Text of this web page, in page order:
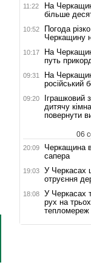
11:22
На
більше
10:52
Погода
Черкащину
10:17
На
путь
09:31
На
російський
09:20
Іграшковий
дитячу
повернути
06
20:09
Черкащина
сапера
19:03
У Черкасах
отруєння
18:08
У Черкасах
рух на
тепломереж